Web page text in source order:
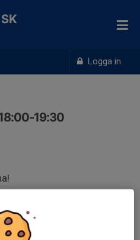
Logga in
19:30